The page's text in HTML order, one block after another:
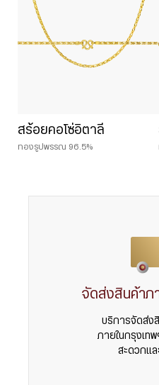
สร้อยคอโซ่อิตาลี
ทองรูปพรรณ 96.5%
จัดส่งสินค้าภ
บริการจัดส่ง
ภายในกรุงเท
สะดวกแ